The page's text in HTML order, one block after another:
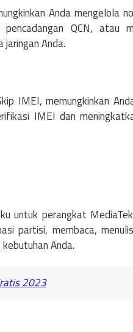
Anda mengelola
QCN, atau
Anda.
IMEI, memungkinkan
IMEI dan
untuk perangkat
partisi, membaca,
Anda.
2023